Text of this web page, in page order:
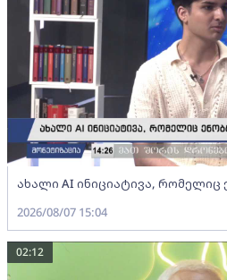
ახალი AI ინიციატივა, რომელიც
2026/08/07 15:04
02:12